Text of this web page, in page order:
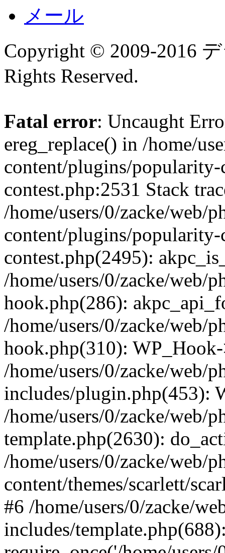
メール
Copyright © 2009-2016
Rights Reserved.
Fatal error: Uncaught
ereg_replace() in /home/
content/plugins/
contest.php:2531 Stack
/home/users/0/zacke/web/
content/plugins/
contest.php(2495):
/home/users/0/zacke/web/
hook.php(286):
/home/users/0/zacke/web/
hook.php(310):
/home/users/0/zacke/web/
includes/plugin.php(453):
/home/users/0/zacke/web/
template.php(2630):
/home/users/0/zacke/web/
content/themes/scarlett/
#6 /home/users/0/zacke/
includes/